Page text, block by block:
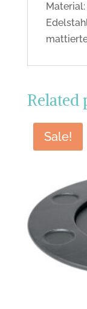
Material:
Related
Sale!